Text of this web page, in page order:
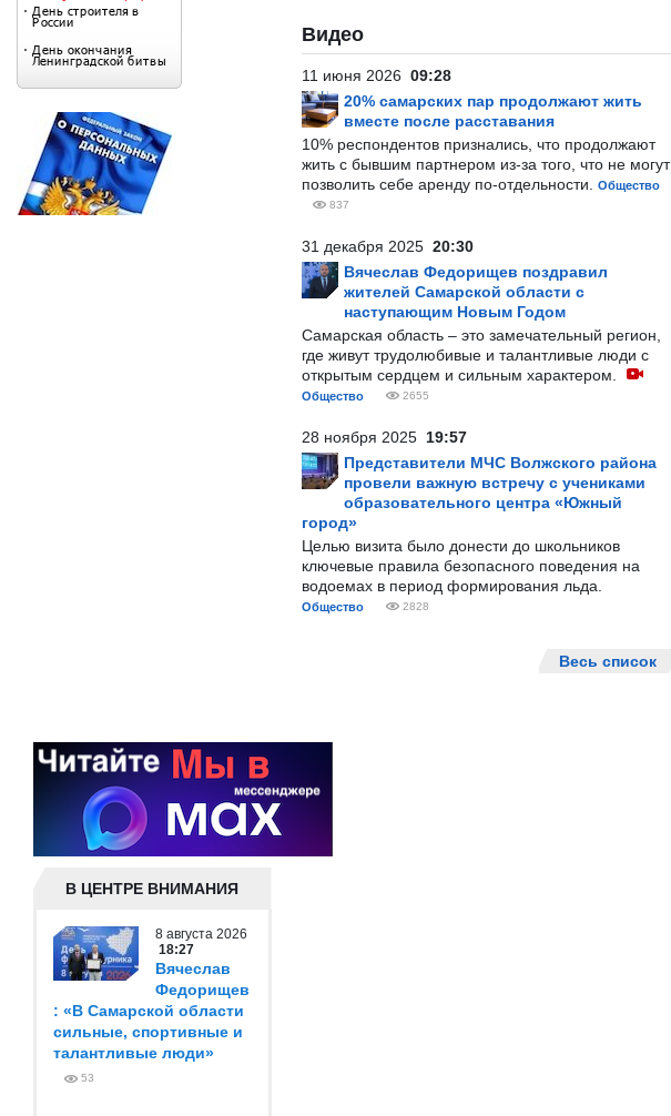
Видео
11 июня 2026 09:28
20% самарских пар продолжают жить
вместе после расставания
10% респондентов признались, что продолжают
жить с бывшим партнером из-за того, что не могут
позволить себе аренду по-отдельности.
Общество
837
31 декабря 2025 20:30
Вячеслав Федорищев поздравил
жителей Самарской области с
наступающим Новым Годом
Самарская область – это замечательный регион,
где живут трудолюбивые и талантливые люди с
открытым сердцем и сильным характером.
Общество 2655
28 ноября 2025 19:57
Представители МЧС Волжского района
провели важную встречу с учениками
образовательного центра «Южный
город»
Целью визита было донести до школьников
ключевые правила безопасного поведения на
водоемах в период формирования льда.
Общество 2828
Весь список
В ЦЕНТРЕ ВНИМАНИЯ
8 августа 2026
18:27
Вячеслав
Федорищев
: «В Самарской области
сильные, спортивные и
талантливые люди»
53